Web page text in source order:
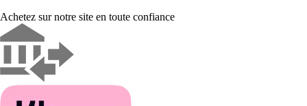
Achetez sur notre site en toute confiance